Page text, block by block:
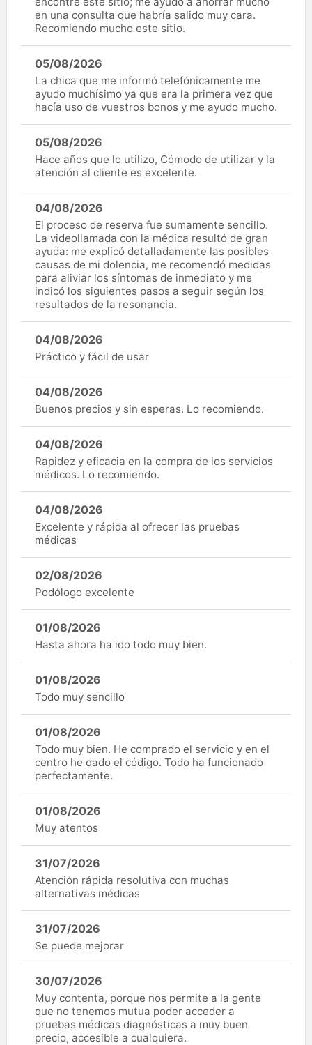
en una consulta que habría salido muy cara.
Recomiendo mucho este sitio.
05/08/2026
La chica que me informó telefónicamente me
ayudo muchísimo ya que era la primera vez que
hacía uso de vuestros bonos y me ayudo mucho.
05/08/2026
Hace años que lo utilizo, Cómodo de utilizar y la
atención al cliente es excelente.
04/08/2026
El proceso de reserva fue sumamente sencillo.
La videollamada con la médica resultó de gran
ayuda: me explicó detalladamente las posibles
causas de mi dolencia, me recomendó medidas
para aliviar los síntomas de inmediato y me
indicó los siguientes pasos a seguir según los
resultados de la resonancia.
04/08/2026
Práctico y fácil de usar
04/08/2026
Buenos precios y sin esperas. Lo recomiendo.
04/08/2026
Rapidez y eficacia en la compra de los servicios
médicos. Lo recomiendo.
04/08/2026
Excelente y rápida al ofrecer las pruebas
médicas
02/08/2026
Podólogo excelente
01/08/2026
Hasta ahora ha ido todo muy bien.
01/08/2026
Todo muy sencillo
01/08/2026
Todo muy bien. He comprado el servicio y en el
centro he dado el código. Todo ha funcionado
perfectamente.
01/08/2026
Muy atentos
31/07/2026
Atención rápida resolutiva con muchas
alternativas médicas
31/07/2026
Se puede mejorar
30/07/2026
Muy contenta, porque nos permite a la gente
que no tenemos mutua poder acceder a
pruebas médicas diagnósticas a muy buen
precio, accesible a cualquiera.